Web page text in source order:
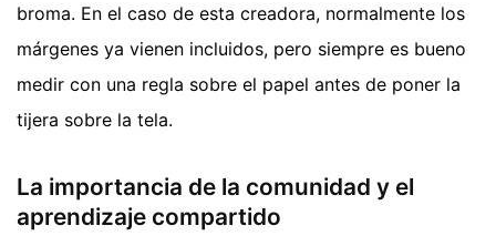
broma. En el caso de esta creadora, normalmente los
márgenes ya vienen incluidos, pero siempre es bueno
medir con una regla sobre el papel antes de poner la
tijera sobre la tela.
La importancia de la comunidad y el
aprendizaje compartido